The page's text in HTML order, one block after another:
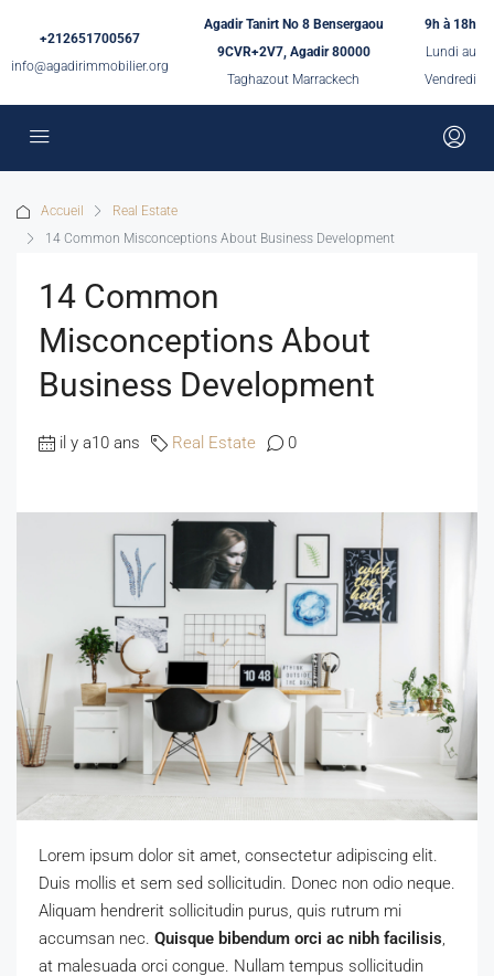
+212651700567
info@agadirimmobilier.org
Agadir Tanirt No 8 Bensergaou
9CVR+2V7, Agadir 80000
Taghazout Marrackech
9h à 18h
Lundi au
Vendredi
Accueil
Real Estate
14 Common Misconceptions About Business Development
14 Common
Misconceptions About
Business Development
il y a10 ans Real Estate 0
Lorem ipsum dolor sit amet, consectetur adipiscing elit.
Duis mollis et sem sed sollicitudin. Donec non odio neque.
Aliquam hendrerit sollicitudin purus, quis rutrum mi
accumsan nec. Quisque bibendum orci ac nibh facilisis,
at malesuada orci congue. Nullam tempus sollicitudin